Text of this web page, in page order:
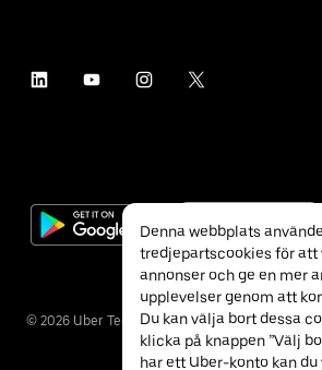
© 2026 Uber Technologies Inc.
Denna webbplats
tredjepartscookies för att
annonser och ge en mer
upplevelser genom att
Du kan välja bort dessa
klicka på knappen ”Välj
har ett Uber-konto kan